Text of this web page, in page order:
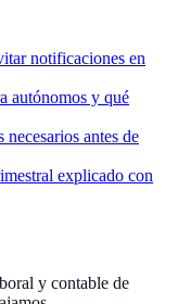
notificaciones en
autónomos y qué
antes de
explicado con
y contable de